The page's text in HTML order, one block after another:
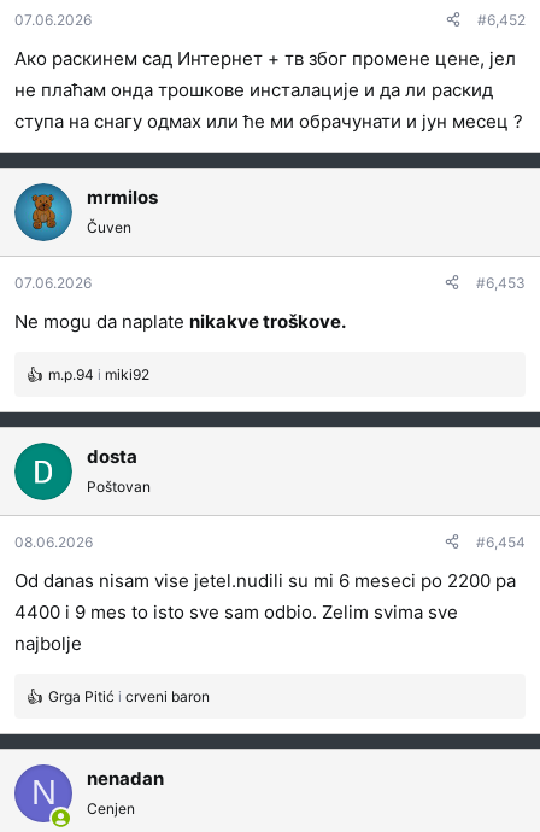
n
a
:
07.06.2026 #6,452
Ако раскинем сад Интернет + тв због промене цене, јел
не плаћам онда трошкове инсталације и да ли раскид
ступа на снагу одмах или ће ми обрачунати и јун месец ?
mrmilos
Čuven
07.06.2026 #6,453
Ne mogu da naplate nikakve troškove.
R
a
g
v
a
n
a
:
m.p.94 i miki92
dosta
Poštovan
08.06.2026 #6,454
Od danas nisam vise jetel.nudili su mi 6 meseci po 2200 pa
4400 i 9 mes to isto sve sam odbio. Zelim svima sve
najbolje
R
a
g
v
Grga Pitić i crveni baron
N nenadan
Cenjen